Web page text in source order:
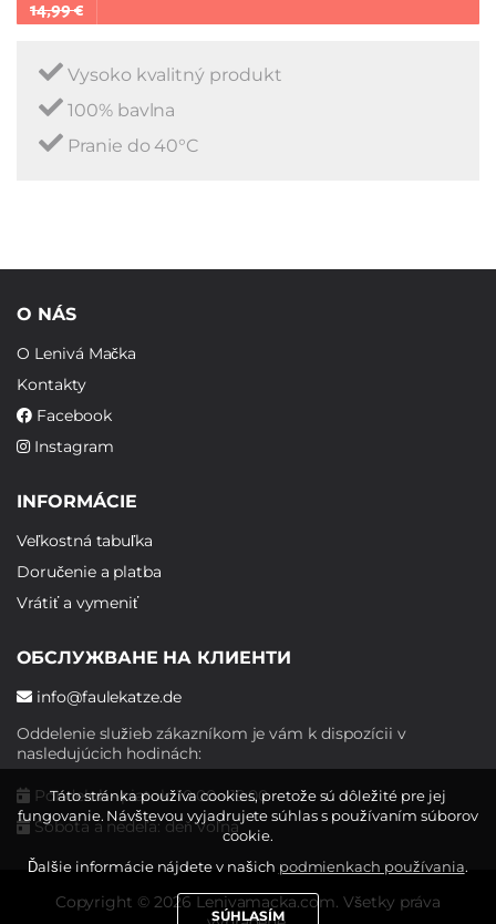
14,99 €
Vysoko kvalitný produkt
100% bavlna
Pranie do 40°C
O NÁS
O Lenivá Mačka
Kontakty
Facebook
Instagram
INFORMÁCIE
Veľkostná tabuľka
Doručenie a platba
Vrátiť a vymeniť
ОБСЛУЖВАНЕ НА КЛИЕНТИ
info@faulekatze.de
Oddelenie služieb zákazníkom je vám k dispozícii v
nasledujúcich hodinách:
Pondelok - piatok: 10:00 - 19:00
Sobota a nedeľa: deň voľna
Copyright © 2026 Lenivamacka.com. Všetky práva
Táto stránka používa cookies, pretože sú dôležité pre jej
fungovanie. Návštevou vyjadrujete súhlas s používaním súborov
cookie.
Ďalšie informácie nájdete v našich podmienkach používania.
SÚHLASÍM